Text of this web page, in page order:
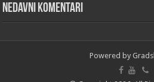
Nedavni komentari
Powered by